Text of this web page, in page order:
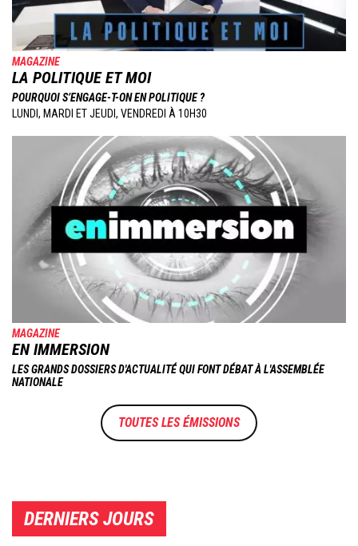
MAGAZINE
LA POLITIQUE ET MOI
POURQUOI S’ENGAGE-T-ON EN POLITIQUE ?
LUNDI, MARDI ET JEUDI, VENDREDI À 10H30
MAGAZINE
EN IMMERSION
LES GRANDS DOSSIERS D'ACTUALITÉ QUI FONT DÉBAT À L'ASSEMBLÉE
NATIONALE
TOUTES LES ÉMISSIONS
DERNIERS JOURS